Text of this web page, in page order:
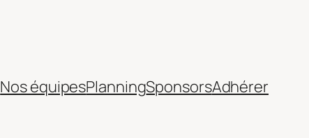
Nos équipesPlanningSponsorsAdhérer